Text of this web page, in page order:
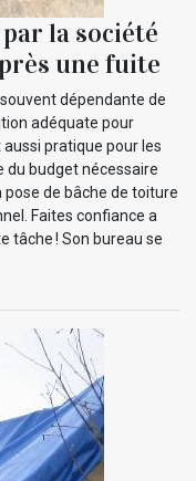
la société
une fuite
dépendante de
adéquate pour
pratique pour les
du budget nécessaire
de bâche de toiture
Faites confiance a
tâche ! Son bureau se